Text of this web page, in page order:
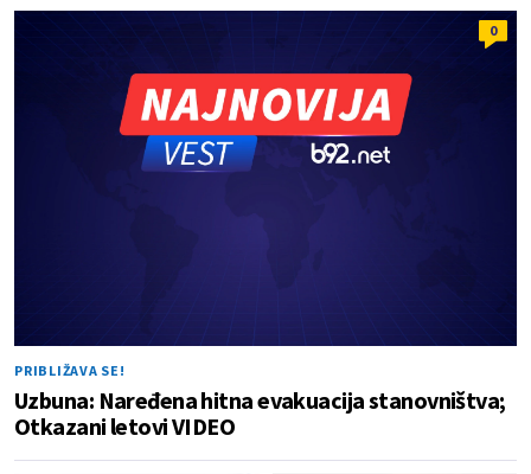
0
PRIBLIŽAVA SE!
Uzbuna: Naređena hitna evakuacija stanovništva;
Otkazani letovi VIDEO